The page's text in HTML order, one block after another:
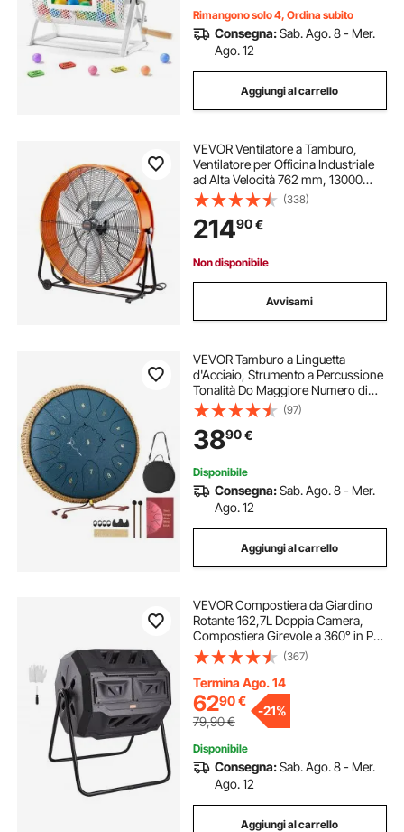
Rimangono solo 4, Ordina subito
Consegna:Sab. Ago. 8 - Mer.
Ago. 12
Aggiungi al carrello
VEVOR Ventilatore a Tamburo,
Ventilatore per Officina Industriale
ad Alta Velocità 762 mm, 13000
CFM 3 Velocità con Inclinazione
Regolabile a 360°, Ventilatore
Industriale per Uso Commerciale
(338)
21490€
Non disponibile
Avvisami
VEVOR Tamburo a Linguetta
d'Acciaio, Strumento a Percussione
Tonalità Do Maggiore Numero di
Note da 13, Tamburi a Lingua in Do
Maggiore con Bacchette,
Strumento Musicale per
Meditazione, Blu Navy
(97)
3890€
Disponibile
Consegna:Sab. Ago. 8 - Mer.
Ago. 12
Aggiungi al carrello
VEVOR Compostiera da Giardino
Rotante 162,7L Doppia Camera,
Compostiera Girevole a 360° in PP
Senza BPA Portata max. 50 kg per
Compostaggio Rifiuti Organici di
Cucina per Giardinaggio Cortile
Esterno
(367)
Termina Ago. 14
6290€
79,90€
-21%
Disponibile
Consegna:Sab. Ago. 8 - Mer.
Ago. 12
Aggiungi al carrello